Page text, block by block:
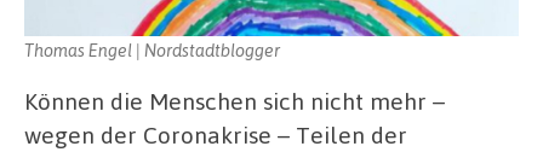
Thomas Engel | Nordstadtblogger
Können die Menschen sich nicht mehr –
wegen der Coronakrise – Teilen der